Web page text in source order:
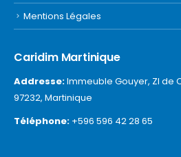
Mentions Légales
Caridim Martinique
Addresse:Immeuble Gouyer, ZI de
97232, Martinique
Téléphone: +596 596 42 28 65